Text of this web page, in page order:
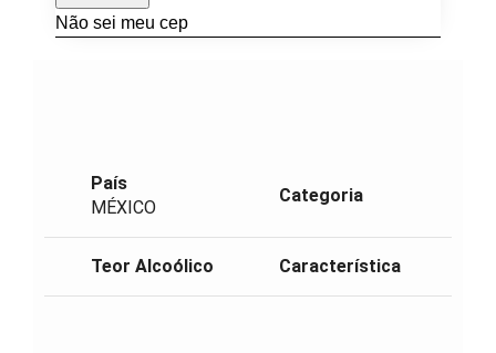
Não sei meu cep
País
MÉXICO
Categoria
Teor Alcoólico Característica